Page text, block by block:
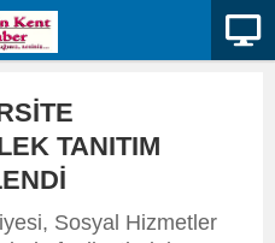
TANITIM
Sosyal Hizmetler